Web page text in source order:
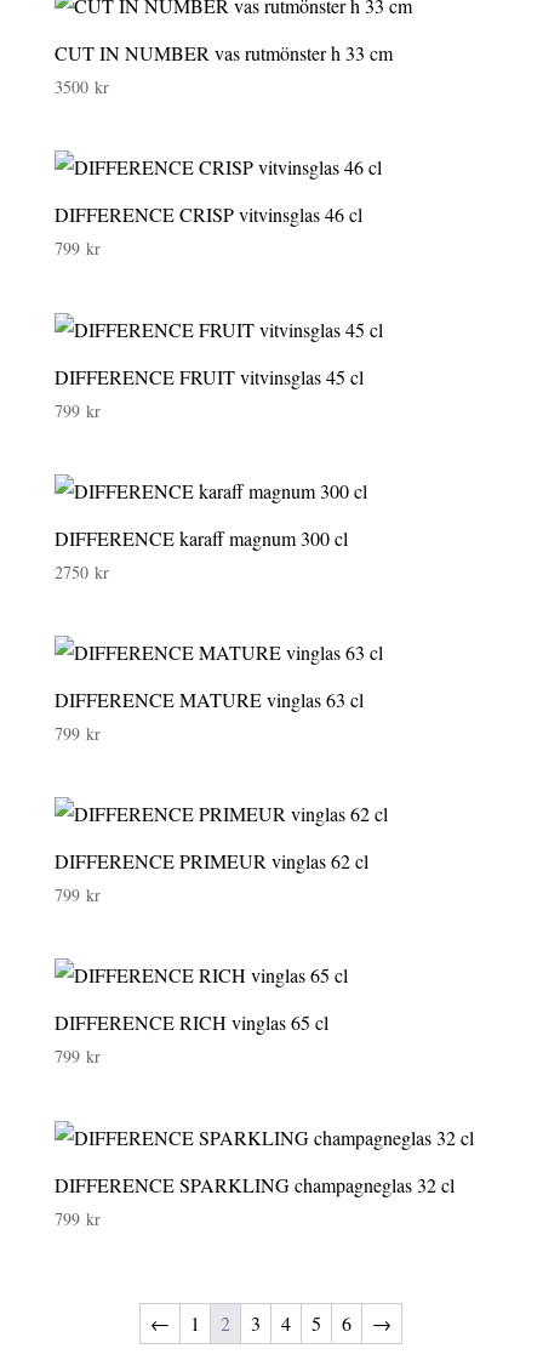
CUT IN NUMBER vas rutmönster h 33 cm
3500 kr
DIFFERENCE CRISP vitvinsglas 46 cl
799 kr
DIFFERENCE FRUIT vitvinsglas 45 cl
799 kr
DIFFERENCE karaff magnum 300 cl
2750 kr
DIFFERENCE MATURE vinglas 63 cl
799 kr
DIFFERENCE PRIMEUR vinglas 62 cl
799 kr
DIFFERENCE RICH vinglas 65 cl
799 kr
DIFFERENCE SPARKLING champagneglas 32 cl
799 kr
← 1 2 3 4 5 6 →